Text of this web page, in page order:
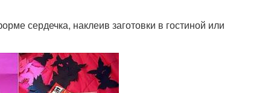
сердечка, наклеив заготовки в гостиной или